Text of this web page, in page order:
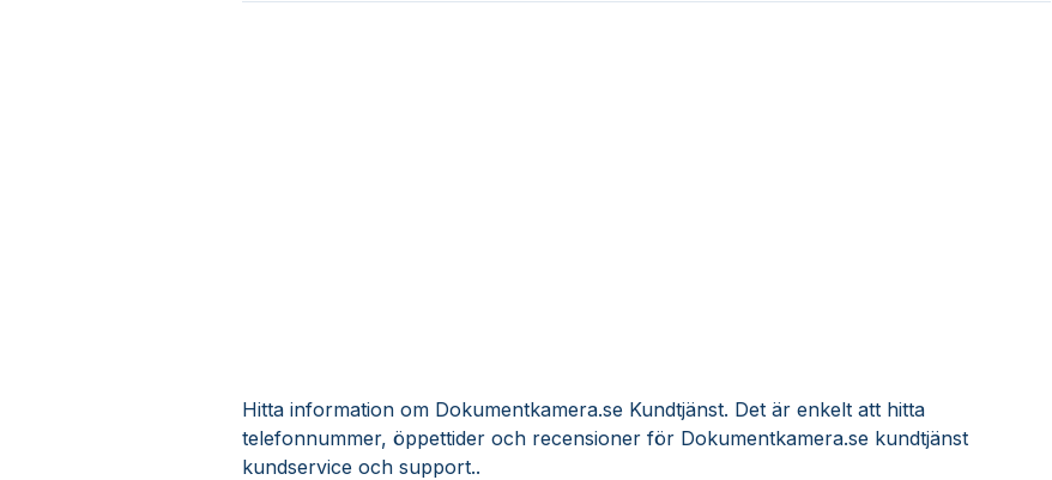
Hitta information om Dokumentkamera.se Kundtjänst. Det är enkelt att hitta
telefonnummer, öppettider och recensioner för Dokumentkamera.se kundtjänst
kundservice och support..